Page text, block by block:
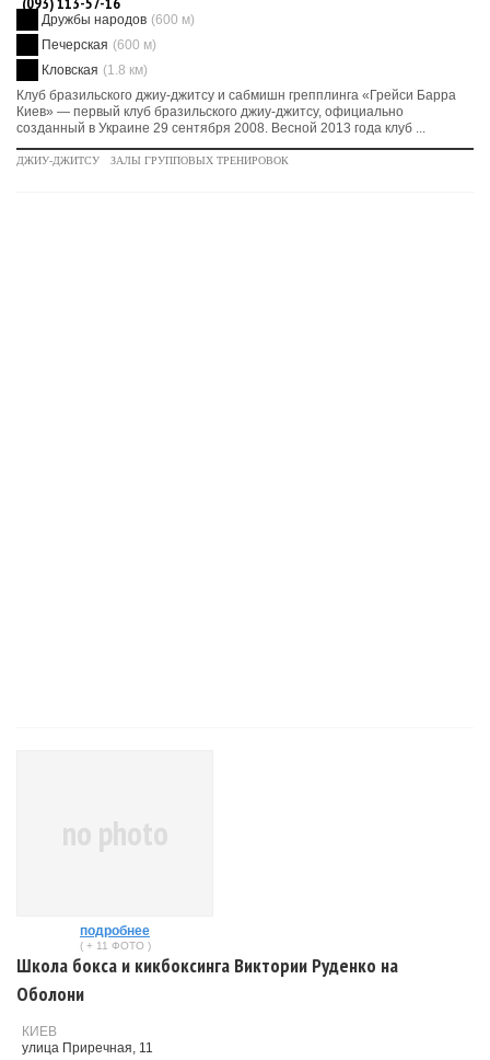
Дружбы народов (600 м)
Печерская (600 м)
Кловская (1.8 км)
Клуб бразильского джиу-джитсу и сабмишн грепплинга «Грейси Барра
Киев» — первый клуб бразильского джиу-джитсу, официально
созданный в Украине 29 сентября 2008. Весной 2013 года клуб ...
ДЖИУ-ДЖИТСУ ЗАЛЫ ГРУППОВЫХ ТРЕНИРОВОК
no photo
подробнее
( + 11 ФОТО )
Школа бокса и кикбоксинга Виктории Руденко на
Оболони
КИЕВ
улица Приречная, 11